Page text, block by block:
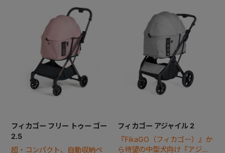
フィカゴー フリー トゥー ゴー
2.5
超・コンパクト、自動収納ペ
フィカゴー アジャイル 2
『FikaGO（フィカゴー）』か
ら待望の中型犬向け『アジャ